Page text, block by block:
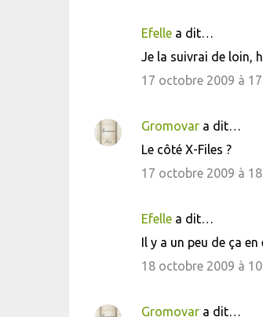
Efellea dit…
Je la suivrai de loin,
17 octobre 2009 à
Gromovara dit…
Le côté X-Files ?
17 octobre 2009 à
Efellea dit…
Il y a un peu de ça
18 octobre 2009 à
Gromovara dit…